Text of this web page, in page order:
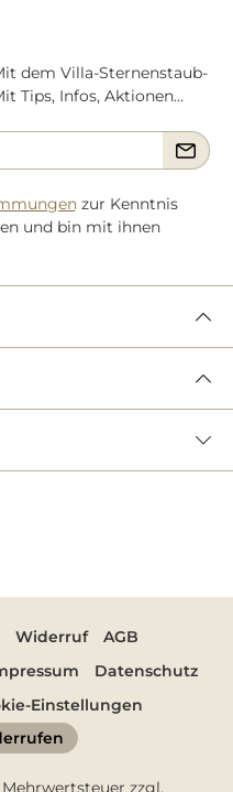
dem Villa-Sternenstaub-
Tips, Infos, Aktionen...
zur Kenntnis
und bin mit ihnen
Widerruf
AGB
Datenschutz
Einstellungen
zzgl.